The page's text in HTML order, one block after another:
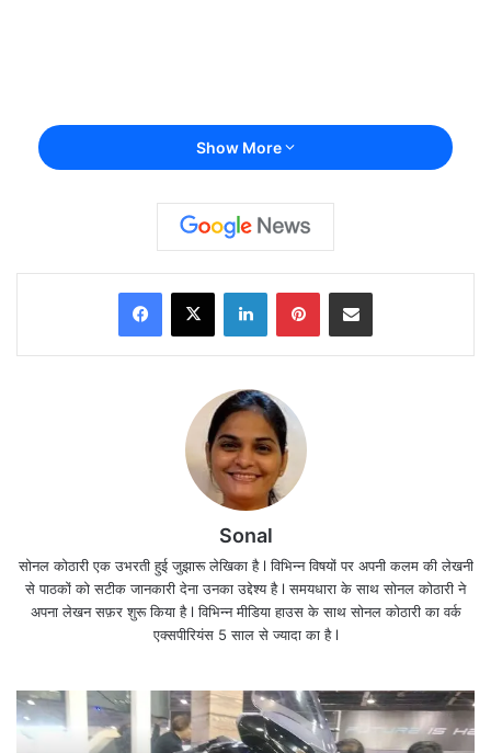
भारत को यह ऐतिहासिक जीतदिलाने के लिए पीएम मोदी ने भी
Show More
Sonal
सोनल कोठारी एक उभरती हुई जुझारू लेखिका है l विभिन्न विषयों पर अपनी कलम की लेखनी
से पाठकों को सटीक जानकारी देना उनका उद्देश्य है l समयधारा के साथ सोनल कोठारी ने
अपना लेखन सफ़र शुरू किया है l विभिन्न मीडिया हाउस के साथ सोनल कोठारी का वर्क
एक्सपीरियंस 5 साल से ज्यादा का है l